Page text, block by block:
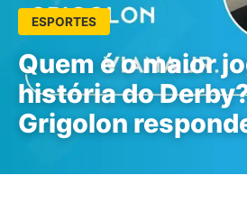
ESPORTES
Quem é o maior
história do
Grigolon